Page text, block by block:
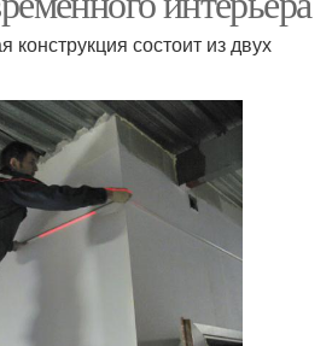
конструкция состоит из двух